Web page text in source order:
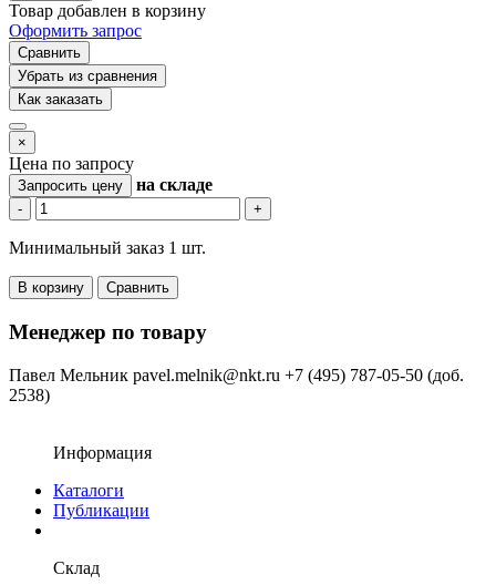
Товар добавлен в корзину
Оформить запрос
Сравнить
Убрать из сравнения
Как заказать
×
Цена по запросу
Запросить цену на складе
- +
Минимальный заказ 1 шт.
В корзину Сравнить
Менеджер по товару
Павел Мельник pavel.melnik@nkt.ru +7 (495) 787-05-50 (доб.
2538)
Информация
Каталоги
Публикации
Склад